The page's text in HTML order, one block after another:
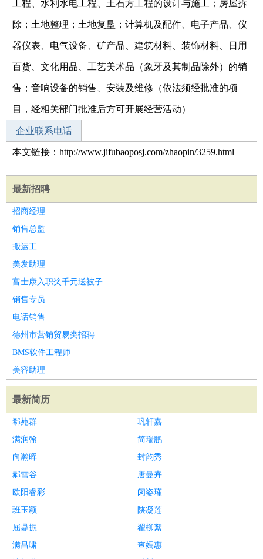
工程、水利水电工程、土石方工程的设计与施工；房屋拆
除；土地整理；土地复垦；计算机及配件、电子产品、仪
器仪表、电气设备、矿产品、建筑材料、装饰材料、日用
百货、文化用品、工艺美术品（象牙及其制品除外）的销
售；音响设备的销售、安装及维修（依法须经批准的项
目，经相关部门批准后方可开展经营活动）
企业联系电话
本文链接：http://www.jifubaoposj.com/zhaopin/3259.html
最新招聘
招商经理
销售总监
搬运工
美发助理
富士康入职奖千元送被子
销售专员
电话销售
德州市营销贸易类招聘
BMS软件工程师
美容助理
最新简历
郗苑群
巩轩嘉
满润翰
简瑞鹏
向瀚晖
封韵秀
郝雪谷
唐曼卉
欧阳睿彩
闵姿瑾
班玉颖
陕凝莲
屈鼎振
翟柳絮
满昌啸
查嫣惠